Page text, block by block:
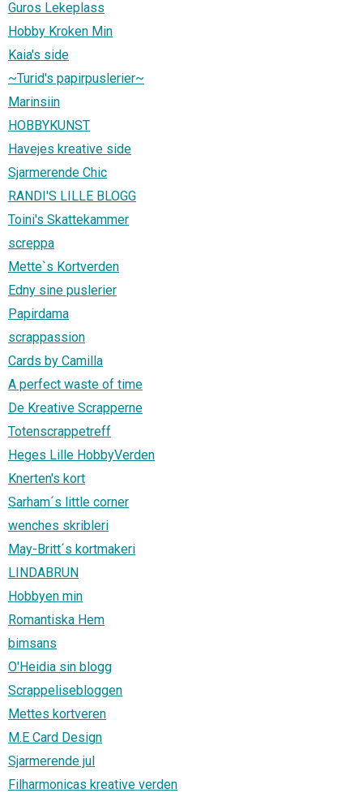
Guros Lekeplass
Hobby Kroken Min
Kaia's side
~Turid's papirpuslerier~
Marinsiin
HOBBYKUNST
Havejes kreative side
Sjarmerende Chic
RANDI'S LILLE BLOGG
Toini's Skattekammer
screppa
Mette`s Kortverden
Edny sine puslerier
Papirdama
scrappassion
Cards by Camilla
A perfect waste of time
De Kreative Scrapperne
Totenscrappetreff
Heges Lille HobbyVerden
Knerten's kort
Sarham´s little corner
wenches skribleri
May-Britt´s kortmakeri
LINDABRUN
Hobbyen min
Romantiska Hem
bimsans
O'Heidia sin blogg
Scrappelisebloggen
Mettes kortveren
M.E Card Design
Sjarmerende jul
Filharmonicas kreative verden